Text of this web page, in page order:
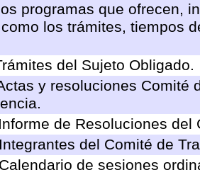
programas que ofrecen,
los trámites, tiempos
del Sujeto Obligado.
y resoluciones
de Resoluciones del
del Comité de
de sesiones